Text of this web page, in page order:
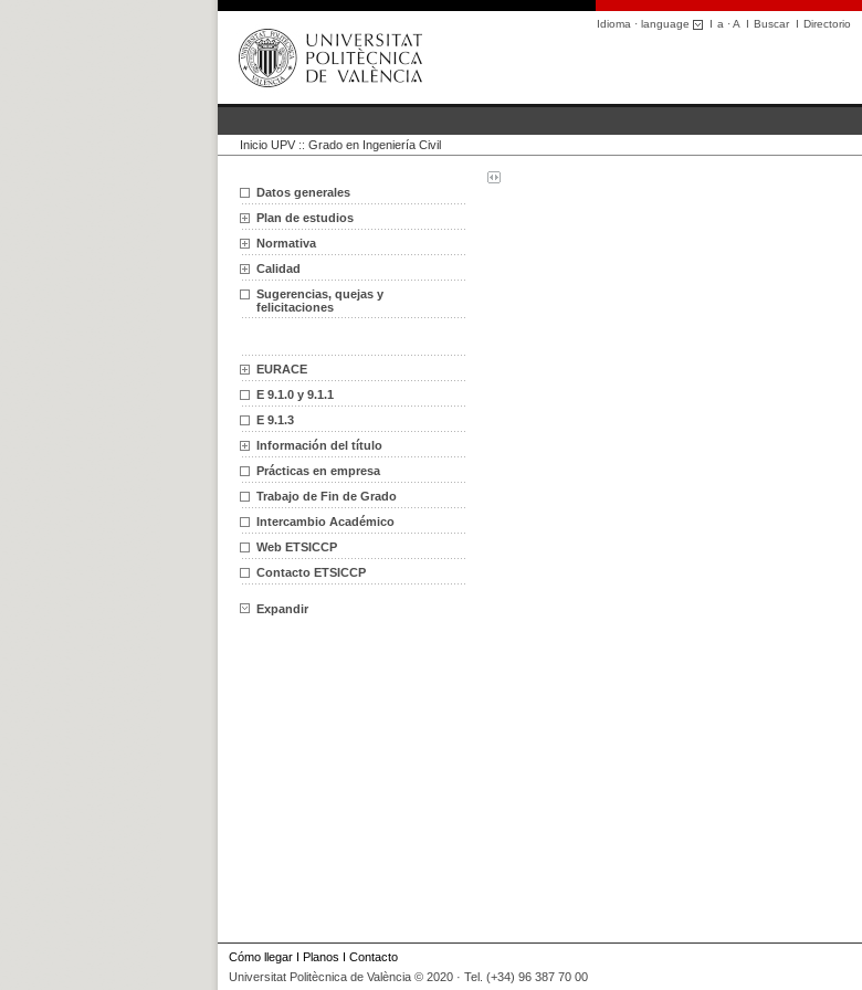
Idioma · language I a ·A I BuscarI Directorio
Inicio UPV :: Grado en Ingeniería Civil
Datos generales
Plan de estudios
Normativa
Calidad
Sugerencias, quejas y
felicitaciones
EURACE
E 9.1.0 y 9.1.1
E 9.1.3
Información del título
Prácticas en empresa
Trabajo de Fin de Grado
Intercambio Académico
Web ETSICCP
Contacto ETSICCP
Expandir
Cómo llegar I Planos I Contacto
Universitat Politècnica de València © 2020 · Tel. (+34) 96 387 70 00